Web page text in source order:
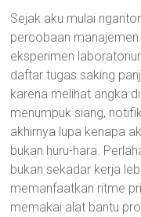
Sejak aku mulai
percobaan
eksperimen
daftar tugas saking
karena melihat angka
menumpuk siang,
akhirnya lupa kenapa
bukan huru-hara.
bukan sekadar kerja
memanfaatkan ritme
memakai alat bantu